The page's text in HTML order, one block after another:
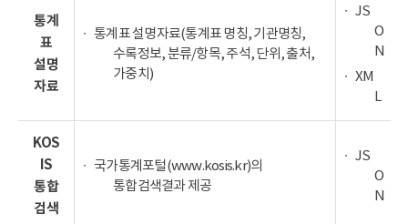
통계
표
설명
자료
통계표 설명자료(통계표 명칭, 기관명칭,
수록정보, 분류/항목, 주석, 단위, 출처,
가중치)
JS
O
N
XM
L
KOS
IS
통합
검색
국가통계포털(www.kosis.kr)의
통합검색결과 제공
JS
O
N